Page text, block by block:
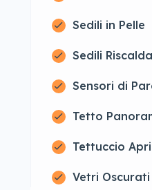
Sedili in Pelle
Sedili
Sensori di
Tetto
Tettuccio
Vetri Oscurati